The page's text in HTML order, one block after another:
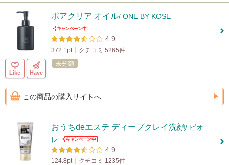
ポアクリア オイル/ ONE BY KOSE
4.9
372.1pt クチコミ 5265件
Like Have
未分類
この商品の購入サイトへ
おうちdeエステ ディープクレイ洗顔/ ビオ
レ
4.9
124.8pt クチコミ 1235件